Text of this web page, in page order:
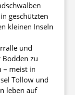
geschützten
kleinen Inseln
und
zu
– meist in
Tollow und
leben auf